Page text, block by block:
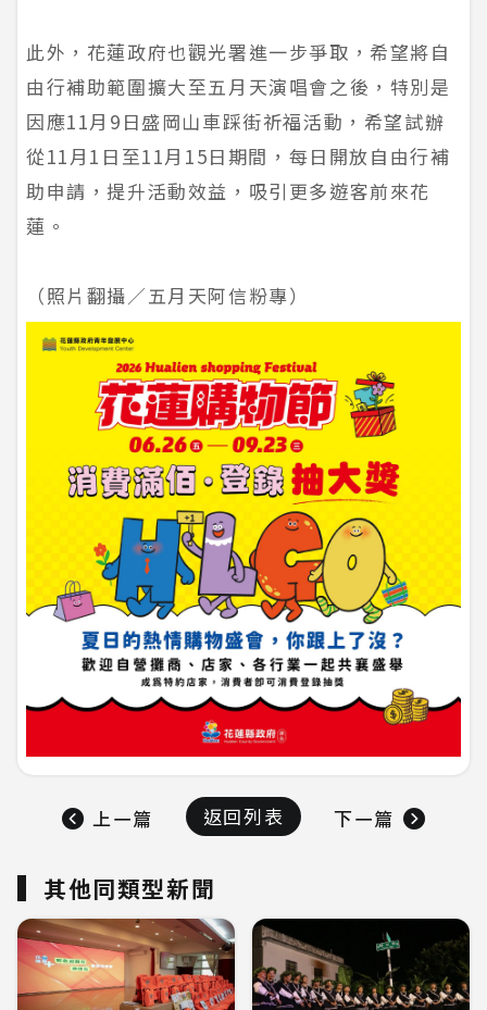
此外，花蓮政府也觀光署進一步爭取，希望將自
由行補助範圍擴大至五月天演唱會之後，特別是
因應11月9日盛岡山車踩街祈福活動，希望試辦
從11月1日至11月15日期間，每日開放自由行補
助申請，提升活動效益，吸引更多遊客前來花
蓮。
（照片翻攝／五月天阿信粉專）
上一篇 返回列表 下一篇
其他同類型新聞